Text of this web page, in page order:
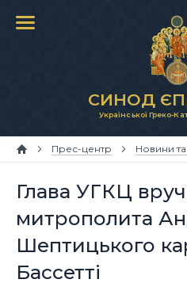
СИНОД
Української Греко-
Прес-центр Новини
Глава УГКЦ
митрополита
Шептицького
Бассетті